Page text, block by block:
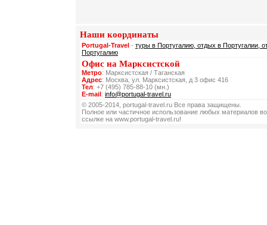
Наши координаты
Portugal-Travel - туры в Португалию, отдых в Португалии,
Португалию
Офис на Марксистской
Метро: Марксистская / Таганская
Адрес: Москва, ул. Марксистская, д 3 офис 416
Тел: +7 (495) 785-88-10 (мн.)
E-mail: info@portugal-travel.ru
© 2005-2014, portugal-travel.ru Все права защищены.
Полное или частичное использование любых материалов
ссылке на www.portugal-travel.ru!